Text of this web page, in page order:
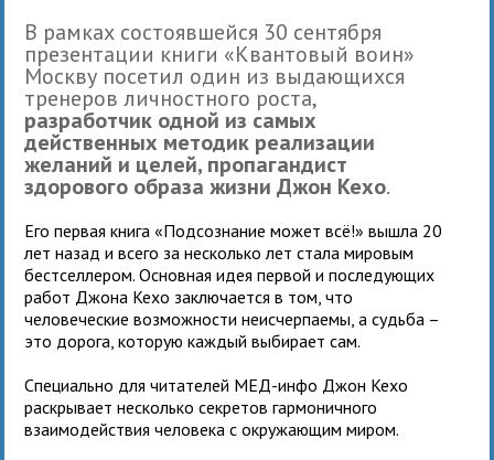
В рамках состоявшейся 30 сентября
презентации книги «Квантовый воин»
Москву посетил один из выдающихся
тренеров личностного роста,
разработчик одной из самых
действенных методик реализации
желаний и целей, пропагандист
здорового образа жизни Джон Кехо.
Его первая книга «Подсознание может всё!» вышла 20
лет назад и всего за несколько лет стала мировым
бестселлером. Основная идея первой и последующих
работ Джона Кехо заключается в том, что
человеческие возможности неисчерпаемы, а судьба –
это дорога, которую каждый выбирает сам.
Специально для читателей МЕД-инфо Джон Кехо
раскрывает несколько секретов гармоничного
взаимодействия человека с окружающим миром.